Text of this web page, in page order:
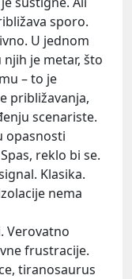
sporo.
U jednom
je metar, što
– to je
približavanja,
scenariste.
opasnosti
reklo bi se.
Klasika.
nema
Verovatno
frustracije.
tiranosaurus